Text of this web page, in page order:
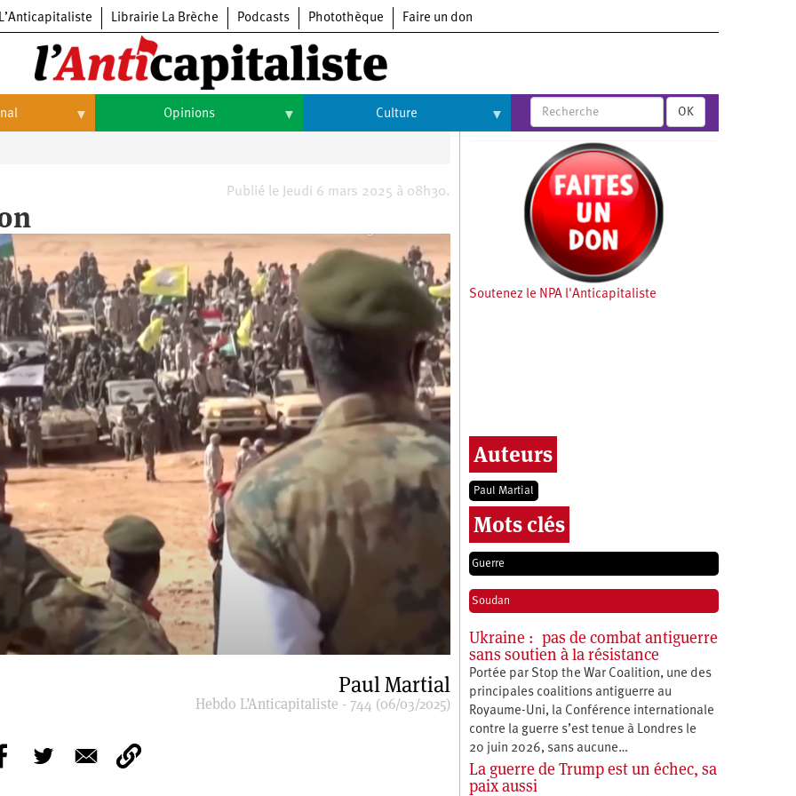
L’Anticapitaliste Librairie La Brèche Podcasts Photothèque Faire un don
Opinions Culture
Arts
Expositions
Livres
Musique
OK
Publié le Jeudi 6 mars 2025 à 08h30.
Paul Martial
Hebdo L’Anticapitaliste - 744 (06/03/2025)
Soutenez le NPA l'Anticapitaliste
Auteurs
Paul Martial
Mots clés
Guerre
Soudan
Ukraine : pas de combat antiguerre
sans soutien à la résistance
Portée par Stop the War Coalition, une des
principales coalitions antiguerre au
Royaume-Uni, la Conférence internationale
contre la guerre s’est tenue à Londres le
20 juin 2026, sans aucune…
La guerre de Trump est un échec, sa
paix aussi